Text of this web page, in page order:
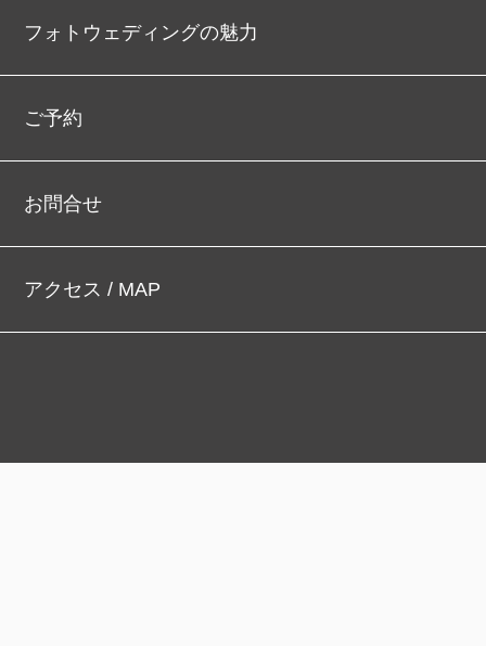
フォトウェディングの魅力
ご予約
お問合せ
アクセス / MAP